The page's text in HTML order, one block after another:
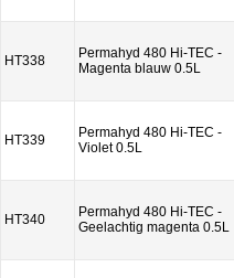
HT338
Permahyd 480 Hi-TEC -
Magenta blauw 0.5L
HT339
Permahyd 480 Hi-TEC -
Violet 0.5L
HT340
Permahyd 480 Hi-TEC -
Geelachtig magenta 0.5L